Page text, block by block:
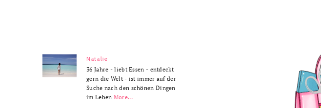
Natalie
36 Jahre - liebt Essen - entdeckt
gern die Welt - ist immer auf der
Suche nach den schönen Dingen
im Leben More...